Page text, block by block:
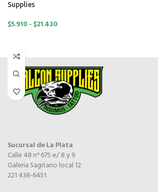
Supplies
$5.910- $21.430
Sucursal de La Plata
Calle 48 n° 675 e/ 8 y 9
Galeria Sagitario local 12
221 438-6451